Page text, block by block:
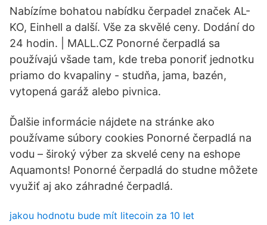
Nabízíme bohatou nabídku čerpadel značek AL-
KO, Einhell a další. Vše za skvělé ceny. Dodání do
24 hodin. | MALL.CZ Ponorné čerpadlá sa
používajú všade tam, kde treba ponoriť jednotku
priamo do kvapaliny - studňa, jama, bazén,
vytopená garáž alebo pivnica.
Ďalšie informácie nájdete na stránke ako
používame súbory cookies Ponorné čerpadlá na
vodu – široký výber za skvelé ceny na eshope
Aquamonts! Ponorné čerpadlá do studne môžete
využiť aj ako záhradné čerpadlá.
jakou hodnotu bude mít litecoin za 10 let